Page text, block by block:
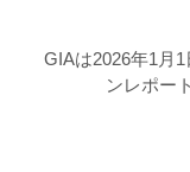
GIAは2026年1月
ンレポー